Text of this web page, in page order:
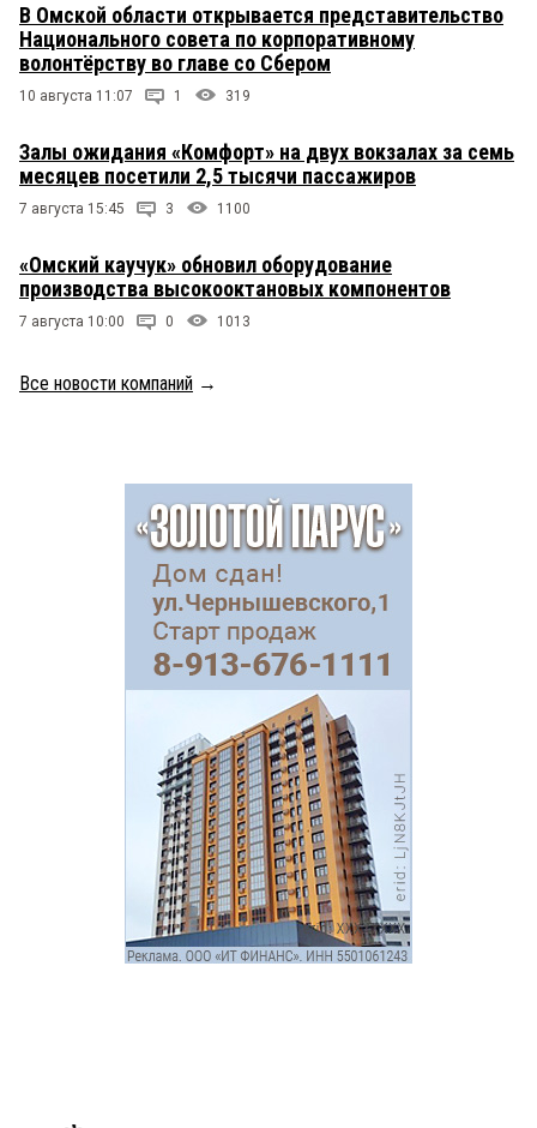
В Омской области открывается представительство
Национального совета по корпоративному
волонтёрству во главе со Сбером
10 августа 11:07 1 319
Залы ожидания «Комфорт» на двух вокзалах за семь
месяцев посетили 2,5 тысячи пассажиров
7 августа 15:45 3 1100
«Омский каучук» обновил оборудование
производства высокооктановых компонентов
7 августа 10:00 0 1013
Все новости компаний →